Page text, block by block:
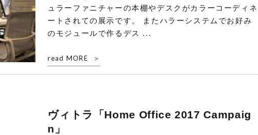
ュラーファニチャーの本棚やデスクがカラーコーディネ
ートされての展示です。 またハラーシステムでお好み
のモジュールで作るデス ...
read MORE
ヴィトラ「Home Office 2017 Campaig
n」